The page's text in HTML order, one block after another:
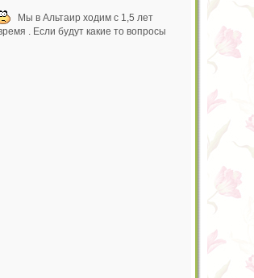
Мы в Альтаир ходим с 1,5 лет
. Если будут какие то вопросы